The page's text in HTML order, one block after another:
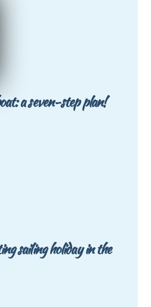
a seven-step plan!
sailing holiday in the